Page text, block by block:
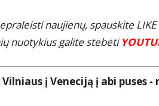
naujienų, spauskite
nuotykius galite stebėti
į Veneciją į abi puses -